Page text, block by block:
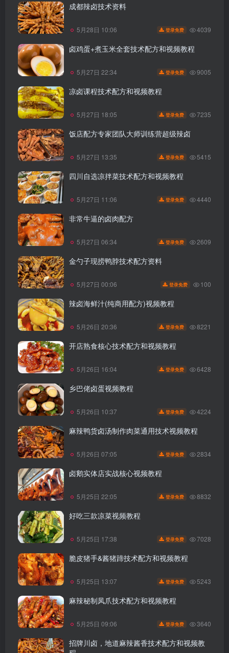
成都辣卤技术资料
5月28日 10:06 登录免费 4039
卤鸡蛋+煮玉米全套技术配方和视频教程
5月27日 22:34 登录免费 9005
凉卤课程技术配方和视频教程
5月27日 18:05 登录免费 7235
饭店配方专家团队大师训练营超级辣卤
5月27日 13:35 登录免费 5415
四川自选凉拌菜技术配方和视频教程
5月27日 11:06 登录免费 4440
非常牛逼的卤肉配方
5月27日 06:34 登录免费 2609
金勺子现捞鸭脖技术配方资料
5月27日 00:06 登录免费 100
辣卤海鲜汁(纯商用配方)视频教程
5月26日 20:36 登录免费 8221
开店熟食核心技术配方和视频教程
5月26日 16:04 登录免费 6428
乡巴佬卤蛋视频教程
5月26日 10:37 登录免费 4224
麻辣鸭货卤汤制作肉菜通用技术视频教程
5月26日 07:05 登录免费 2834
卤鹅实体店实战核心视频教程
5月25日 22:05 登录免费 8832
好吃三款凉菜视频教程
5月25日 17:38 登录免费 7028
脆皮猪手&酱猪蹄技术配方和视频教程
5月25日 13:07 登录免费 5243
麻辣秘制凤爪技术配方和视频教程
5月25日 09:06 登录免费 3640
招牌川卤，地道麻辣酱香技术配方和视频教